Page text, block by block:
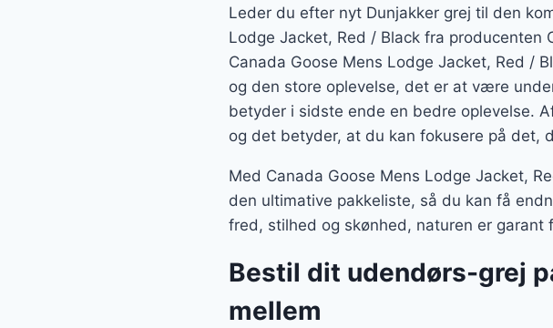
Leder du efter nyt Dunjakker grej til den
Lodge Jacket, Red / Black fra
Canada Goose Mens Lodge Jacket, Red /
og den store oplevelse, det er at være
betyder i sidste ende en bedre oplevelse.
og det betyder, at du kan fokusere på det,
Med Canada Goose Mens Lodge Jacket,
den ultimative pakkeliste, så du kan få
fred, stilhed og skønhed, naturen er garant
Bestil dit udendørs-grej
mellem